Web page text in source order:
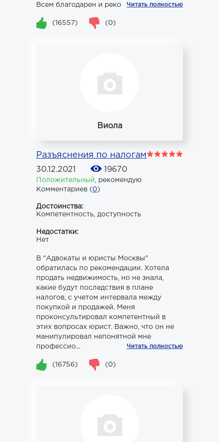
Всем благодарен и рекоменд...Читать полностью
(16557) (0)
Виола
Разъяснения по налогам
30.12.2021 19670
Положительный
рекомендую
Комментариев (0)
Достоинства:
Компетентность, доступность
Недостатки:
Нет
В "Адвокаты и юристы Москвы"
обратилась по рекомендации. Хотела
продать недвижимость, но не знала,
какие будут последствия в плане
налогов, с учетом интервала между
покупкой и продажей. Меня
проконсультировал компетентный в
этих вопросах юрист. Важно, что он не
манипулировал непонятной мне
профессио...
Читать полностью
(16756) (0)